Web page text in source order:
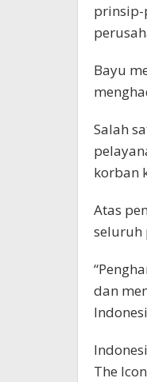
prinsip-
Bayu
Salah
korban
Atas
seluruh
dan
The